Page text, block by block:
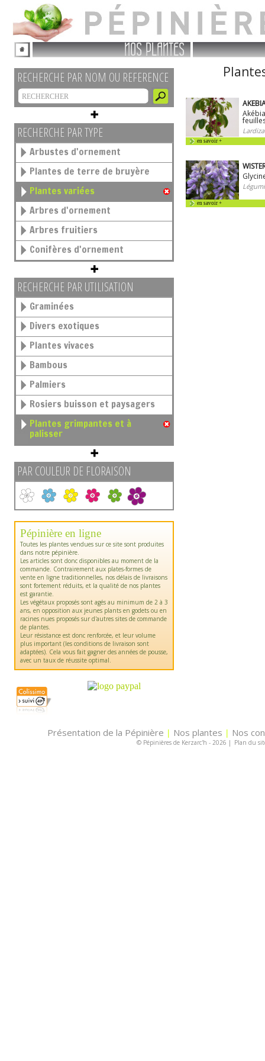
NOS PLANTES
RECHERCHE PAR NOM OU REFERENCE
RECHERCHE PAR TYPE
Arbustes d'ornement
Plantes de terre de bruyère
Plantes variées
Arbres d'ornement
Arbres fruitiers
Conifères d'ornement
RECHERCHE PAR UTILISATION
Graminées
Divers exotiques
Plantes vivaces
Bambous
Palmiers
Rosiers buisson et paysagers
Plantes grimpantes et à
palisser
PAR COULEUR DE FLORAISON
Pépinière en ligne
Toutes les plantes vendues sur ce site sont produites
dans notre pépinière.
Les articles sont donc disponibles au moment de la
commande. Contrairement aux plates-formes de
vente en ligne traditionnelles, nos délais de livraisons
sont fortement réduits, et la qualité de nos plantes
est garantie.
Les végétaux proposés sont agés au minimum de 2 à 3
ans, en opposition aux jeunes plants en godets ou en
racines nues proposés sur d'autres sites de commande
de plantes.
Leur résistance est donc renforcée, et leur volume
plus important (les conditions de livraison sont
adaptées). Cela vous fait gagner des années de pousse,
avec un taux de réussite optimal.
en savoir +
en savoir +
Présentation de la Pépinière | Nos plantes | Nos
© Pépinières de Kerzarc'h - 2026 | Plan du